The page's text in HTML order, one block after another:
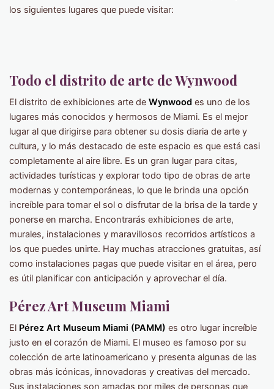
los siguientes lugares que puede visitar:
Todo el distrito de arte de Wynwood
El distrito de exhibiciones arte de Wynwood es uno de los
lugares más conocidos y hermosos de Miami. Es el mejor
lugar al que dirigirse para obtener su dosis diaria de arte y
cultura, y lo más destacado de este espacio es que está casi
completamente al aire libre. Es un gran lugar para citas,
actividades turísticas y explorar todo tipo de obras de arte
modernas y contemporáneas, lo que le brinda una opción
increíble para tomar el sol o disfrutar de la brisa de la tarde y
ponerse en marcha. Encontrarás exhibiciones de arte,
murales, instalaciones y maravillosos recorridos artísticos a
los que puedes unirte. Hay muchas atracciones gratuitas, así
como instalaciones pagas que puede visitar en el área, pero
es útil planificar con anticipación y aprovechar el día.
Pérez Art Museum Miami
El Pérez Art Museum Miami (PAMM) es otro lugar increíble
justo en el corazón de Miami. El museo es famoso por su
colección de arte latinoamericano y presenta algunas de las
obras más icónicas, innovadoras y creativas del mercado.
Sus instalaciones son amadas por miles de personas que